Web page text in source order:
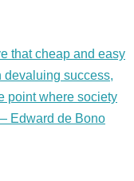
that cheap and easy
devaluing success,
point where society
Edward de Bono